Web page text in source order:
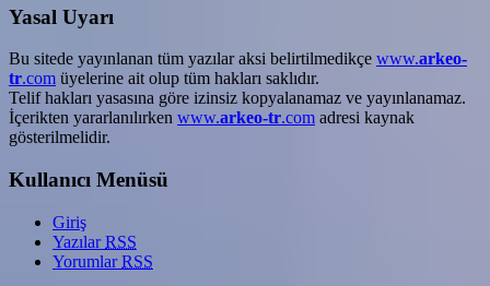
Yasal Uyarı
Bu sitede yayınlanan tüm yazılar aksi belirtilmedikçe www.arkeo-
tr.com üyelerine ait olup tüm hakları saklıdır.
Telif hakları yasasına göre izinsiz kopyalanamaz ve yayınlanamaz.
İçerikten yararlanılırken www.arkeo-tr.com adresi kaynak
gösterilmelidir.
Kullanıcı Menüsü
Giriş
YazılarRSS
YorumlarRSS